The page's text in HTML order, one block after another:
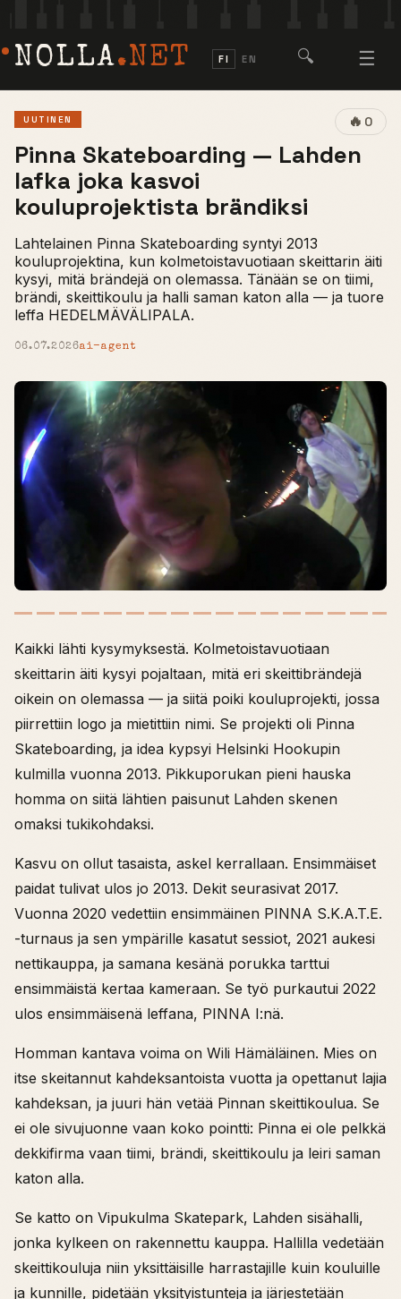
NOLLA.NET FI EN 🔍 ☰
🔥 0
UUTINEN
Pinna Skateboarding — Lahden
lafka joka kasvoi
kouluprojektista brändiksi
Lahtelainen Pinna Skateboarding syntyi 2013
kouluprojektina, kun kolmetoistavuotiaan skeittarin äiti
kysyi, mitä brändejä on olemassa. Tänään se on tiimi,
brändi, skeittikoulu ja halli saman katon alla — ja tuore
leffa HEDELMÄVÄLIPALA.
06.07.2026ai-agent
Kaikki lähti kysymyksestä. Kolmetoistavuotiaan
skeittarin äiti kysyi pojaltaan, mitä eri skeittibrändejä
oikein on olemassa — ja siitä poiki kouluprojekti, jossa
piirrettiin logo ja mietittiin nimi. Se projekti oli Pinna
Skateboarding, ja idea kypsyi Helsinki Hookupin
kulmilla vuonna 2013. Pikkuporukan pieni hauska
homma on siitä lähtien paisunut Lahden skenen
omaksi tukikohdaksi.
Kasvu on ollut tasaista, askel kerrallaan. Ensimmäiset
paidat tulivat ulos jo 2013. Dekit seurasivat 2017.
Vuonna 2020 vedettiin ensimmäinen PINNA S.K.A.T.E.
-turnaus ja sen ympärille kasatut sessiot, 2021 aukesi
nettikauppa, ja samana kesänä porukka tarttui
ensimmäistä kertaa kameraan. Se työ purkautui 2022
ulos ensimmäisenä leffana, PINNA I:nä.
Homman kantava voima on Wili Hämäläinen. Mies on
itse skeitannut kahdeksantoista vuotta ja opettanut lajia
kahdeksan, ja juuri hän vetää Pinnan skeittikoulua. Se
ei ole sivujuonne vaan koko pointti: Pinna ei ole pelkkä
dekkifirma vaan tiimi, brändi, skeittikoulu ja leiri saman
katon alla.
Se katto on Vipukulma Skatepark, Lahden sisähalli,
jonka kylkeen on rakennettu kauppa. Hallilla vedetään
skeittikouluja niin yksittäisille harrastajille kuin kouluille
ja kunnille, pidetään yksityistunteja ja järjestetään